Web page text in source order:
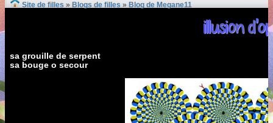
Site de filles » Blogs de filles » Blog de Megane11
illusion
sa grouille de serpent
sa bouge o secour